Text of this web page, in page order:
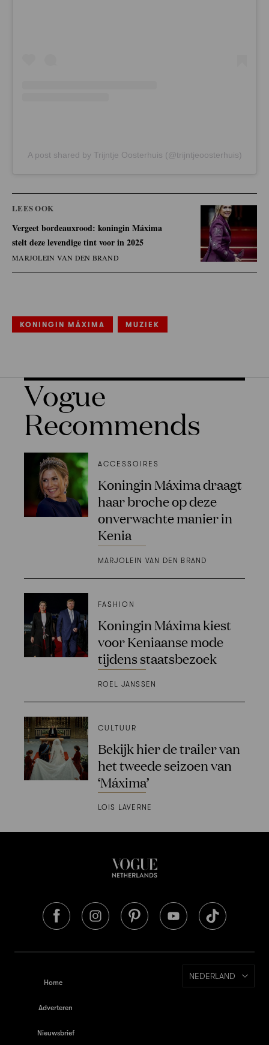
A post shared by Trijntje Oosterhuis (@trijntjeoosterhuis)
LEES OOK
Vergeet bordeauxrood: koningin Máxima
stelt deze levendige tint voor in 2025
MARJOLEIN VAN DEN BRAND
KONINGIN MÁXIMA MUZIEK
Vogue
Recommends
ACCESSOIRES
Koningin Máxima draagt
haar broche op deze
onverwachte manier in
Kenia
MARJOLEIN VAN DEN BRAND
FASHION
Koningin Máxima kiest
voor Keniaanse mode
tijdens staatsbezoek
ROEL JANSSEN
CULTUUR
Bekijk hier de trailer van
het tweede seizoen van
‘Máxima’
LOIS LAVERNE
Home
Adverteren
Nieuwsbrief
NEDERLAND